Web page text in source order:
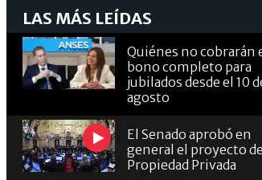
LAS MÁS LEÍDAS
Quiénes no cobrarán
bono completo para
jubilados desde el 10
agosto
El Senado aprobó en
general el proyecto de
Propiedad Privada